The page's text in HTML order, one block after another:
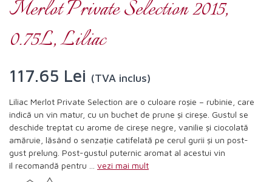
Merlot Private Selection 2015,
0.75L, Liliac
117.65 Lei (TVA inclus)
Liliac Merlot Private Selection are o culoare roșie – rubinie, care
indică un vin matur, cu un buchet de prune și cireșe. Gustul se
deschide treptat cu arome de cireșe negre, vanilie și ciocolată
amăruie, lăsând o senzație catifelată pe cerul gurii și un post-
gust prelung. Post-gustul puternic aromat al acestui vin
îl recomandă pentru ... vezi mai mult